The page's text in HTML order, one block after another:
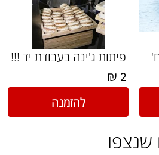
פיתות ג'ינה בעבודת יד !!!
₪ 2
להזמנה
שנצפו